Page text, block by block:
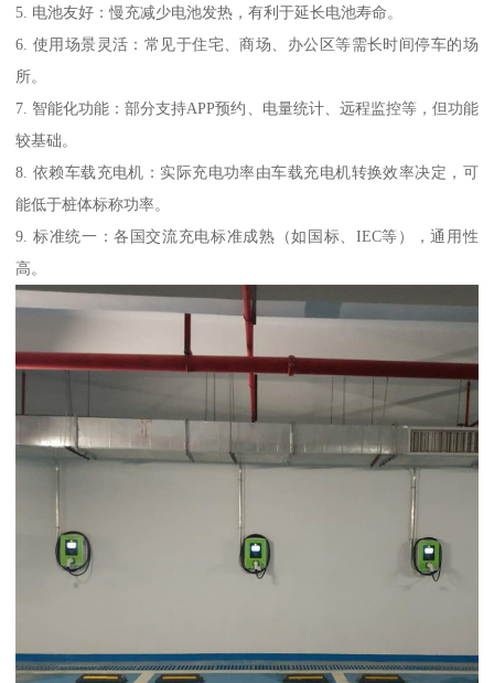
5. 电池友好：慢充减少电池发热，有利于延长电池寿命。
6. 使用场景灵活：常见于住宅、商场、办公区等需长时间停车的场
所。
7. 智能化功能：部分支持APP预约、电量统计、远程监控等，但功能
较基础。
8. 依赖车载充电机：实际充电功率由车载充电机转换效率决定，可
能低于桩体标称功率。
9. 标准统一：各国交流充电标准成熟（如国标、IEC等），通用性
高。